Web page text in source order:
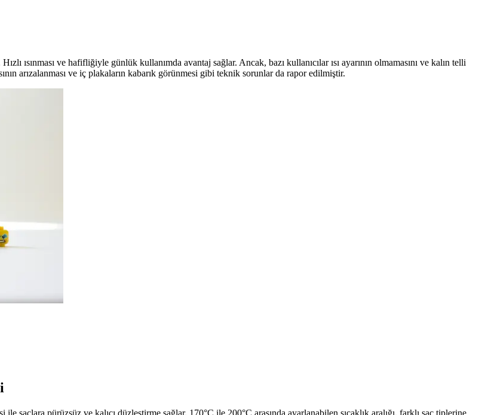
ısınması ve hafifliğiyle günlük kullanımda avantaj sağlar. Ancak, bazı kullanıcılar ısı ayarının olmamasını ve kalın telli
arızalanması ve iç plakaların kabarık görünmesi gibi teknik sorunlar da rapor edilmiştir.